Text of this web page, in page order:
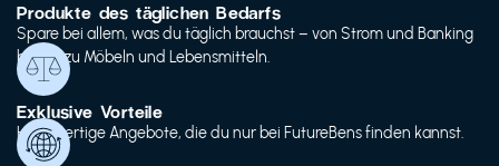
Produkte des täglichen Bedarfs
Spare bei allem, was du täglich brauchst – von Strom und Banking
bis hin zu Möbeln und Lebensmitteln.
Exklusive Vorteile
Hochwertige Angebote, die du nur bei FutureBens finden kannst.